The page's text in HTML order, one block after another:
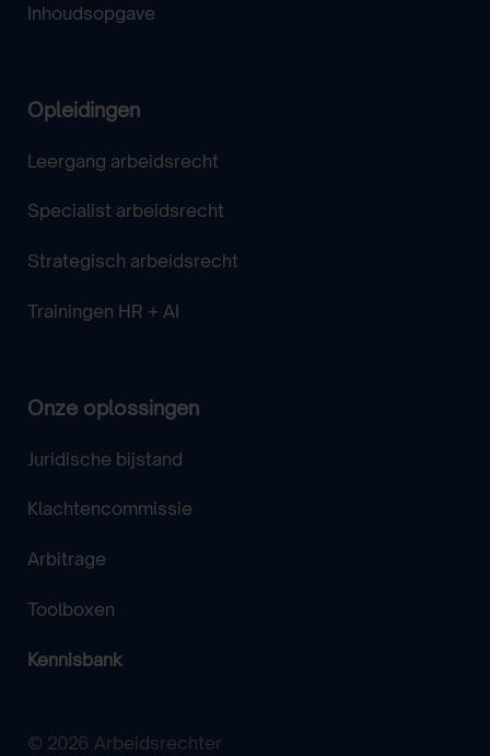
Inhoudsopgave
Opleidingen
Leergang arbeidsrecht
Specialist arbeidsrecht
Strategisch arbeidsrecht
Trainingen HR + AI
Onze oplossingen
Juridische bijstand
Klachtencommissie
Arbitrage
Toolboxen
Kennisbank
© 2026 Arbeidsrechter